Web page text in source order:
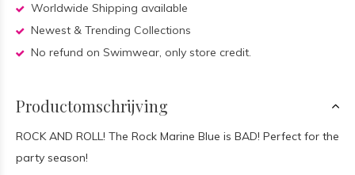
Worldwide Shipping available
Newest & Trending Collections
No refund on Swimwear, only store credit.
Productomschrijving
ROCK AND ROLL! The Rock Marine Blue is BAD! Perfect for the
party season!